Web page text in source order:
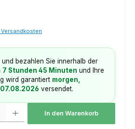
Versandkosten
und bezahlen Sie innerhalb der
7 Stunden 45 Minuten und Ihre
wird garantiert morgen,
versendet.
In den Warenkorb